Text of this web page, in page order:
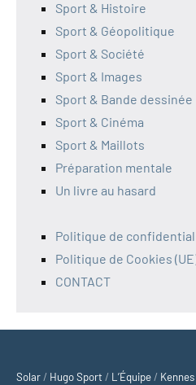
Sport & Histoire
Sport & Géopolitique
Sport & Société
Sport & Images
Sport & Bande dessinée
Sport & Cinéma
Sport & Maillots
Préparation mentale
Un livre au hasard
Politique de
Politique de Cookies
CONTACT
Solar / Hugo Sport / L’Équipe /